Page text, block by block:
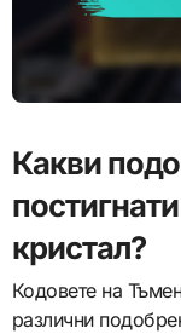
Какви
кристал?
Кодовете на
различни